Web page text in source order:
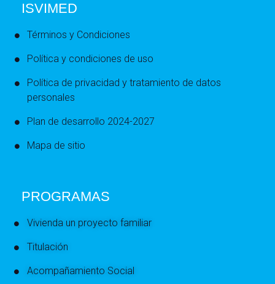
ISVIMED
Términos y Condiciones
Política y condiciones de uso
Política de privacidad y tratamiento de datos
personales
Plan de desarrollo 2024-2027
Mapa de sitio
PROGRAMAS
Vivienda un proyecto familiar
Titulación
Acompañamiento Social